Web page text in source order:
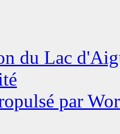
du Lac
par